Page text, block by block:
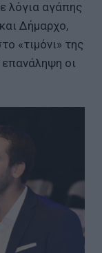
λόγια αγάπης
Δήμαρχο,
«τιμόνι» της
οι